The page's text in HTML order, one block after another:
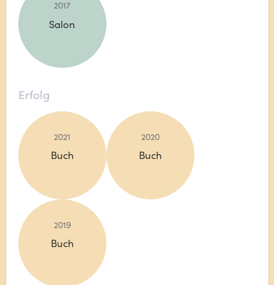
2017
Salon
Erfolg
2021
Buch
2020
Buch
2019
Buch